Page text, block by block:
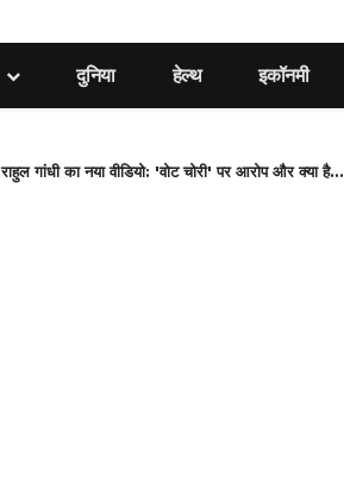
दुनिया हेल्‍थ इकॉनमी
राहुल गांधी का नया वीडियो: 'वोट चोरी' पर आरोप और क्या है...